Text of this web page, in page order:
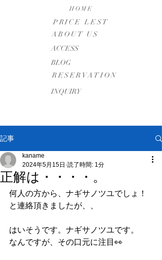
HOME
PRICE LEST
ABOUT US
​ACCESS
BLOG
RESERVATION
INQUIRY
記事
正解は・・・・。
kaname
2024年5月15日 読了時間: 1分
何人の方から、ナギサノツユでしょ！
と連絡頂きましたが、、
はいそうです。ナギサノツユです。
なんですが、その口元に注目👀